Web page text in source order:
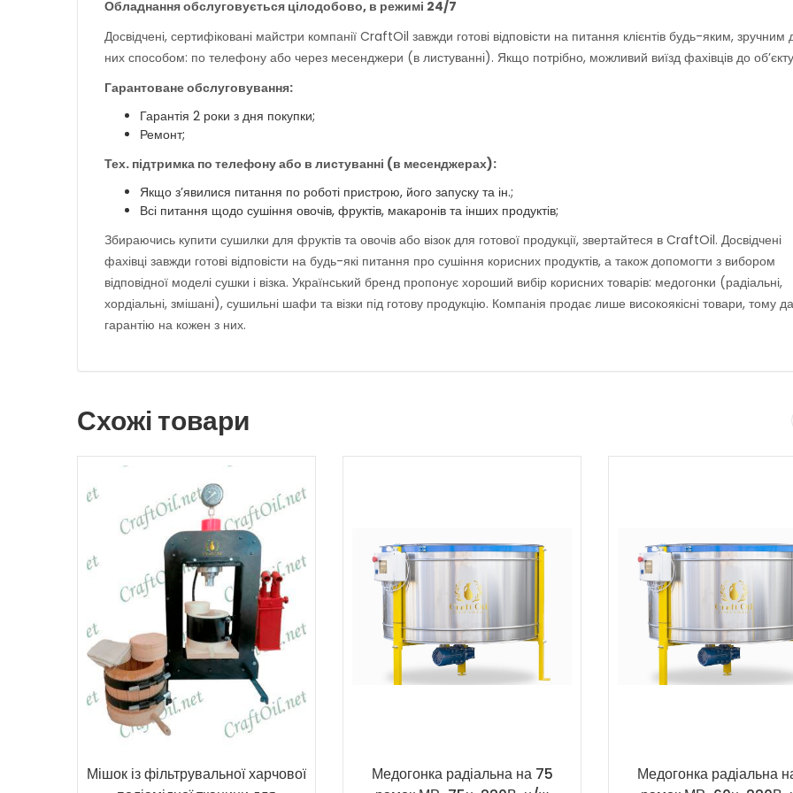
Обладнання обслуговується цілодобово, в режимі 24/7
Досвідчені, сертифіковані майстри компанії CraftOil завжди готові відповісти на питання клієнтів будь-яким, зручним
них способом: по телефону або через месенджери (в листуванні). Якщо потрібно, можливий виїзд фахівців до
Гарантоване обслуговування:
Гарантія 2 роки з дня покупки;
Ремонт;
Тех. підтримка по телефону або в листуванні (в месенджерах):
Якщо з’явилися питання по роботі пристрою, його запуску та ін.;
Всі питання щодо сушіння овочів, фруктів, макаронів та інших продуктів;
Збираючись купити сушилки для фруктів та овочів або візок для готової продукції, звертайтеся в CraftOil. Досвідчені
фахівці завжди готові відповісти на будь-які питання про сушіння корисних продуктів, а також допомогти з вибором
відповідної моделі сушки і візка. Український бренд пропонує хороший вибір корисних товарів: медогонки (радіальні,
хордіальні, змішані), сушильні шафи та візки під готову продукцію. Компанія продає лише високоякісні товари, тому
гарантію на кожен з них.
Схожі товари
Мішок із фільтрувальної харчової
Медогонка радіальна на 75
Медогонка радіальна